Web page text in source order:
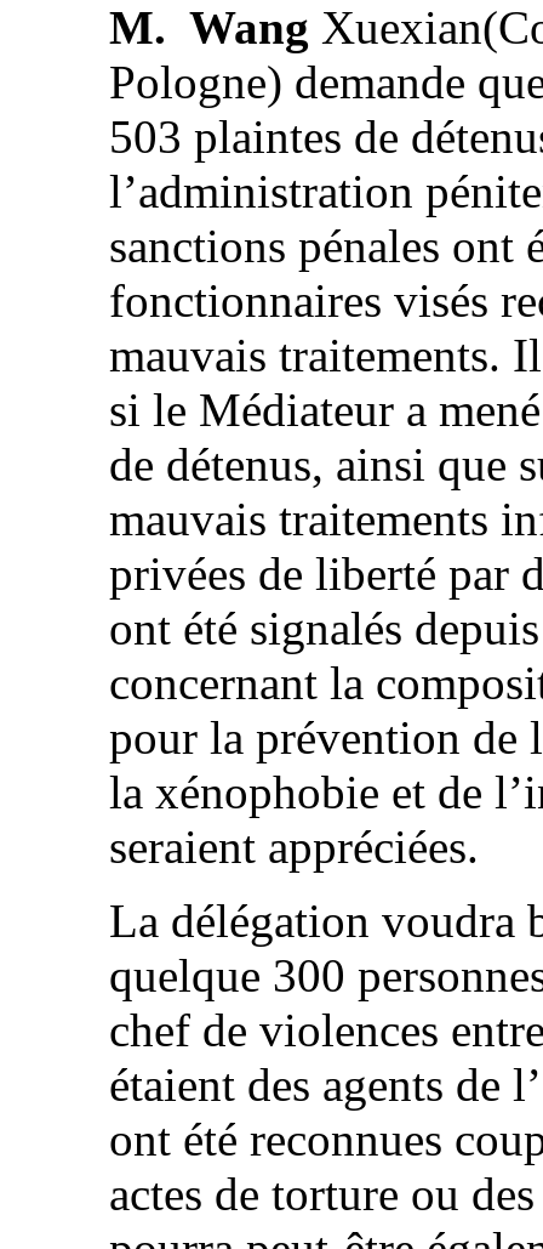
M. Wang
Pologne) demande
503 plaintes de
l’administration
sanctions pénales ont
fonctionnaires visés
mauvais traitements.
si le Médiateur a
de détenus, ainsi que
mauvais traitements
privées de liberté par
ont été signalés
concernant la
pour la prévention de
la xénophobie et de
seraient appréciées.
La délégation voudra
quelque 300
chef de violences
étaient des agents de
ont été reconnues
actes de torture ou